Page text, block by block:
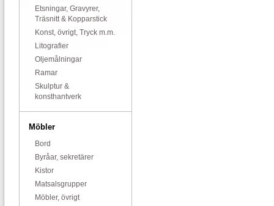
Etsningar, Gravyrer,
Träsnitt & Kopparstick
Konst, övrigt, Tryck m.m.
Litografier
Oljemålningar
Ramar
Skulptur &
konsthantverk
Möbler
Bord
Byråar, sekretärer
Kistor
Matsalsgrupper
Möbler, övrigt